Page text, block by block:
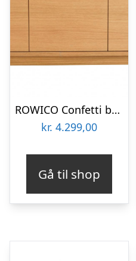
ROWICO Confetti bænk – olieret eg/lysegrå hynde, m. 3 skuffer
kr. 4.299,00
Gå til shop